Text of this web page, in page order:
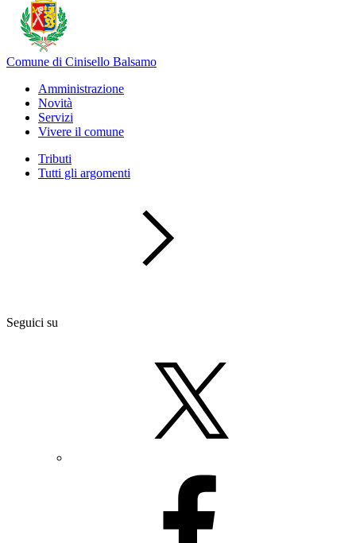
Comune di Cinisello Balsamo
Amministrazione
Novità
Servizi
Vivere il comune
Tributi
Tutti gli argomenti
Seguici su